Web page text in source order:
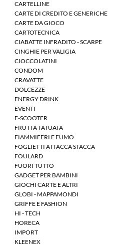
CARTELLINE
CARTE DI CREDITO E GENERICHE
CARTE DA GIOCO
CARTOTECNICA
CIABATTE INFRADITO - SCARPE
CINGHIE PER VALIGIA
CIOCCOLATINI
CONDOM
CRAVATTE
DOLCEZZE
ENERGY DRINK
EVENTI
E-SCOOTER
FRUTTA TATUATA
FIAMMIFERI E FUMO
FOGLIETTI ATTACCA STACCA
FOULARD
FUORI TUTTO
GADGET PER BAMBINI
GIOCHI CARTE E ALTRI
GLOBI - MAPPAMONDI
GRIFFE E FASHION
HI - TECH
HORECA
IMPORT
KLEENEX